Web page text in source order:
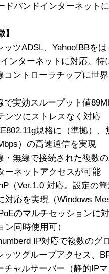
ドバンドインターネット
】
ッツADSL、Yahoo!BBを
ンターネットに対応。特
コントローラチップに世
で実効スループット値
ンツにストレスなく対応
規格に（準拠）
）の高速通信を実現
・無線で接続された複数
ーネットアクセスが可能
（Ver.1.0 対応。設定の
対応を実現（Windows
のマルチセッションに
ン同時使用可）
IP対応で複数のグ
ッツグループアクセス、
チャルサーバー（静的IP